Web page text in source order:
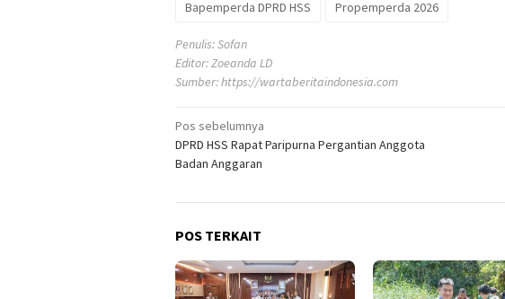
Bapemperda DPRD HSS Propemperda 2026
Penulis: Sofan
Editor: Zoeanda LD
Sumber:https://wartaberitaindonesia.com
Navigasi
pos
Pos sebelumnya
DPRD HSS Rapat Paripurna Pergantian Anggota
Badan Anggaran
POS TERKAIT